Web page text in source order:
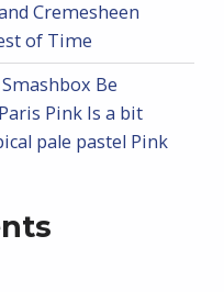
Cremesheen
of Time
Be
Pink Is a bit
pale pastel Pink